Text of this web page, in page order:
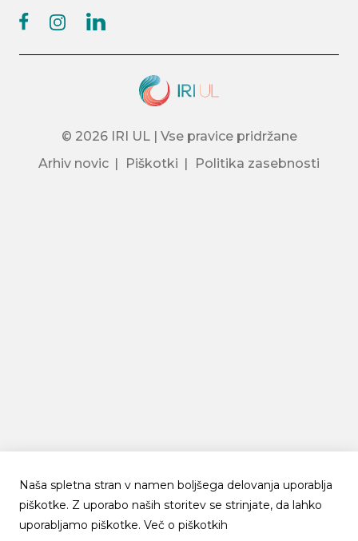
© 2026 IRI UL | Vse pravice pridržane
Arhiv novic
Piškotki Politika zasebnosti
Naša spletna stran v namen boljšega delovanja uporablja
piškotke. Z uporabo naših storitev se strinjate, da lahko
uporabljamo piškotke. Več o piškotkih